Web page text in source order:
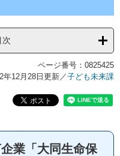
次
ページ番号：0825425
年12月28日更新／子ども未来課
業「大同生命保